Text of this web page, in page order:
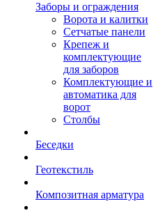
Заборы и ограждения
Ворота и калитки
Сетчатые панели
Крепеж и
комплектующие
для заборов
Комплектующие и
автоматика для
ворот
Столбы
Беседки
Геотекстиль
Композитная арматура